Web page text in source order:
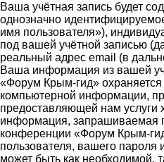
Ваша учётная запись будет
однозначно
имя пользователя»),
под вашей учётной записью
реальный адрес email (в
Ваша информация из вашей
«Форум Крым-гид»
компьютерной информации,
предоставляющей нам услуги
информация, запрашиваемая
конференции «Форум Крым-
пользователя, вашего пароля
может быть как необходимой,